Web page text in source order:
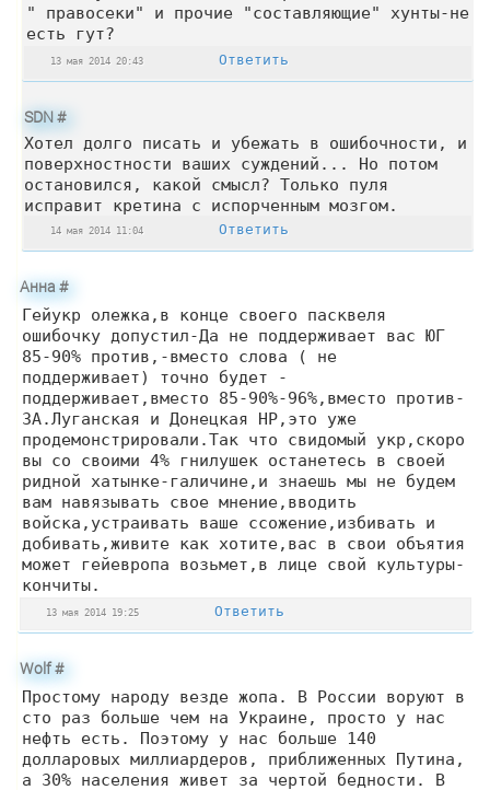
" правосеки" и прочие "составляющие" хунты-не
есть гут?
13 мая 2014 20:43 Ответить
SDN#
Хотел долго писать и убежать в ошибочности, и
поверхностности ваших суждений... Но потом
остановился, какой смысл? Только пуля
исправит кретина с испорченным мозгом.
14 мая 2014 11:04 Ответить
Анна#
Гейукр олежка,в конце своего пасквеля
ошибочку допустил-Да не поддерживает вас ЮГ
85-90% против,-вместо слова ( не
поддерживает) точно будет -
поддерживает,вместо 85-90%-96%,вместо против-
ЗА.Луганская и Донецкая НР,это уже
продемонстрировали.Так что свидомый укр,скоро
вы со своими 4% гнилушек останетесь в своей
ридной хатынке-галичине,и знаешь мы не будем
вам навязывать свое мнение,вводить
войска,устраивать ваше ссожение,избивать и
добивать,живите как хотите,вас в свои объятия
может гейевропа возьмет,в лице свой культуры-
кончиты.
13 мая 2014 19:25 Ответить
Wolf#
Простому народу везде жопа. В России воруют в
сто раз больше чем на Украине, просто у нас
нефть есть. Поэтому у нас больше 140
долларовых миллиардеров, приближенных Путина,
а 30% населения живет за чертой бедности. В